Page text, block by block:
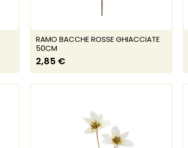
RAMO BACCHE ROSSE GHIACCIATE
50CM
2,85 €